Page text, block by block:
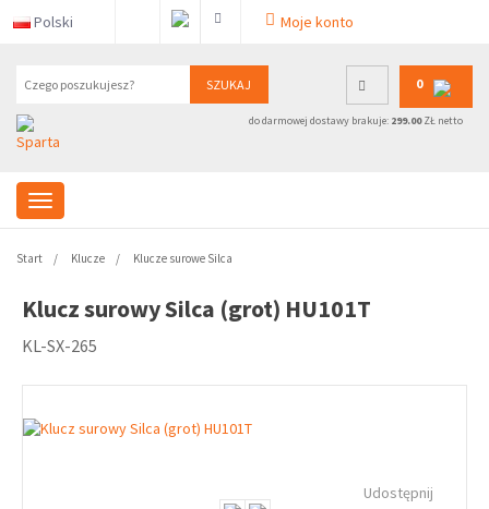
Polski Moje konto
SZUKAJ 0
do darmowej dostawy brakuje: 299.00ZŁ netto
Start Klucze Klucze surowe Silca
Klucz surowy Silca (grot) HU101T
KL-SX-265
Udostępnij